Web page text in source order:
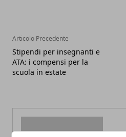
Articolo Precedente
Stipendi per insegnanti e
ATA: i compensi per la
scuola in estate